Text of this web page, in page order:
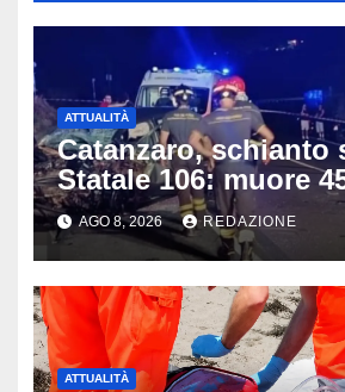
ATTUALITÀ
Catanzaro, schianto
Statale 106: muore
coinvolti un’auto,
una moto
AGO 8, 2026 REDAZIONE
ATTUALITÀ